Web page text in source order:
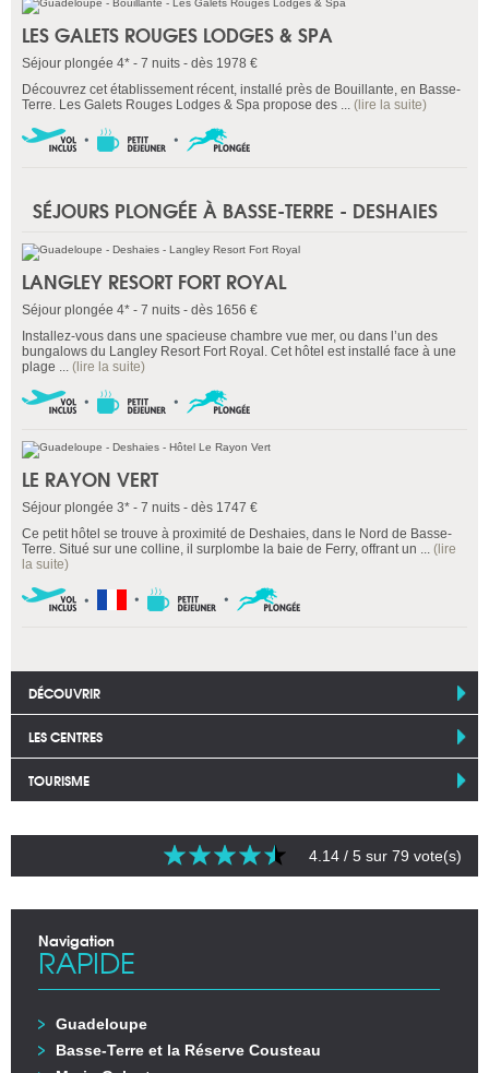
LES GALETS ROUGES LODGES & SPA
Séjour plongée 4* - 7 nuits - dès 1978 €
Découvrez cet établissement récent, installé près de Bouillante, en Basse-
Terre. Les Galets Rouges Lodges & Spa propose des ... (lire la suite)
SÉJOURS PLONGÉE À BASSE-TERRE - DESHAIES
LANGLEY RESORT FORT ROYAL
Séjour plongée 4* - 7 nuits - dès 1656 €
Installez-vous dans une spacieuse chambre vue mer, ou dans l’un des
bungalows du Langley Resort Fort Royal. Cet hôtel est installé face à une
plage ... (lire la suite)
LE RAYON VERT
Séjour plongée 3* - 7 nuits - dès 1747 €
Ce petit hôtel se trouve à proximité de Deshaies, dans le Nord de Basse-
Terre. Situé sur une colline, il surplombe la baie de Ferry, offrant un ... (lire
la suite)
DÉCOUVRIR
LES CENTRES
TOURISME
4.14 / 5 sur 79 vote(s)
Navigation
RAPIDE
Guadeloupe
Basse-Terre et la Réserve Cousteau